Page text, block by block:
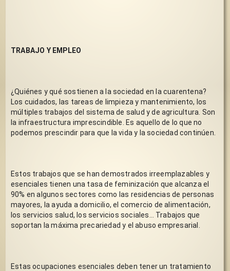
TRABAJO Y EMPLEO
¿Quiénes y qué sostienen a la sociedad en la cuarentena?
Los cuidados, las tareas de limpieza y mantenimiento, los
múltiples trabajos del sistema de salud y de agricultura. Son
la infraestructura imprescindible. Es aquello de lo que no
podemos prescindir para que la vida y la sociedad continúen.
Estos trabajos que se han demostrados irreemplazables y
esenciales tienen una tasa de feminización que alcanza el
90% en algunos sectores como las residencias de personas
mayores, la ayuda a domicilio, el comercio de alimentación,
los servicios salud, los servicios sociales… Trabajos que
soportan la máxima precariedad y el abuso empresarial.
Estas ocupaciones esenciales deben tener un tratamiento